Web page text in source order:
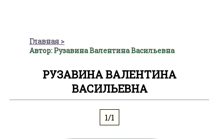
Главная
Автор: Рузавина Валентина Васильевна
РУЗАВИНА ВАЛЕНТИНА
ВАСИЛЬЕВНА
1/1